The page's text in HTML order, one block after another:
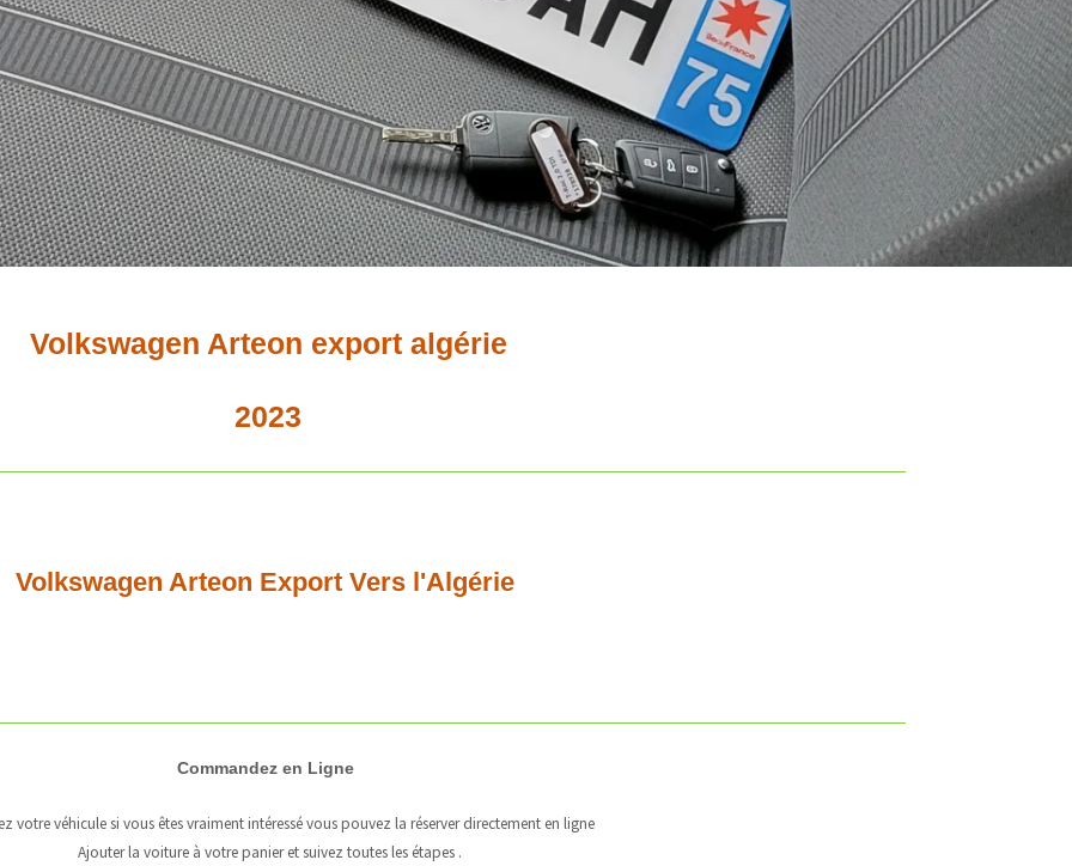
Volkswagen Arteon export algérie
2023
Volkswagen Arteon Export Vers l'Algérie
Commandez en Ligne
votre véhicule si vous êtes vraiment intéressé vous pouvez la réserver directement en ligne
Ajouter la voiture à votre panier et suivez toutes les étapes .